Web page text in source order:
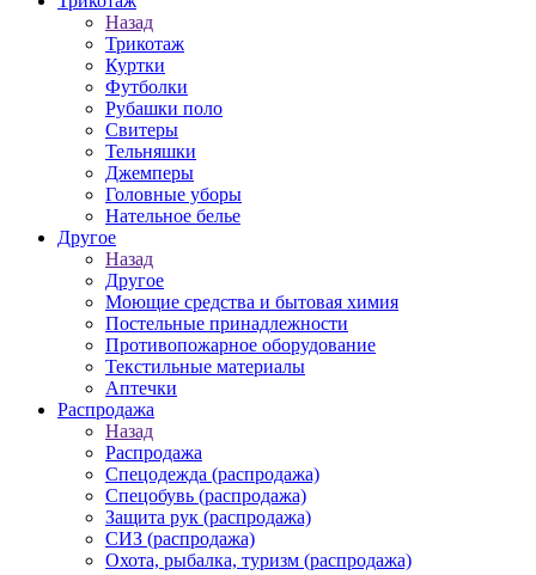
Назад
Трикотаж
Куртки
Футболки
Рубашки поло
Свитеры
Тельняшки
Джемперы
Головные уборы
Нательное белье
Другое
Назад
Другое
Моющие средства и бытовая химия
Постельные принадлежности
Противопожарное оборудование
Текстильные материалы
Аптечки
Распродажа
Назад
Распродажа
Спецодежда (распродажа)
Спецобувь (распродажа)
Защита рук (распродажа)
СИЗ (распродажа)
Охота, рыбалка, туризм (распродажа)